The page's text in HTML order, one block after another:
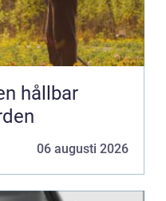
hållbar
06 augusti 2026